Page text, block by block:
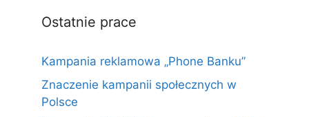
Ostatnie prace
Kampania reklamowa „Phone Banku”
Znaczenie kampanii społecznych w
Polsce